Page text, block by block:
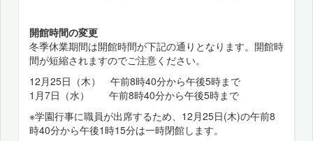
開館時間の変更
冬季休業期間は開館時間が下記の通りとなります。開館時
間が短縮されますのでご注意ください。
12月25日（木） 午前8時40分から午後5時まで
1月7日（水） 午前8時40分から午後5時まで
※学園行事に職員が出席するため、12月25日(木)の午前8
時40分から午後1時15分は一時閉館します。